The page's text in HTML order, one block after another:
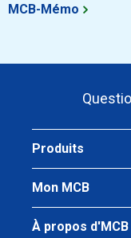
MCB-Mémo
Produits
Mon MCB
À propos d'MCB